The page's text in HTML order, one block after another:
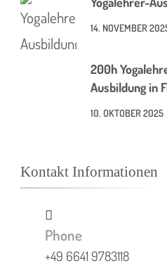
14. NOVEMBER
200h
Ausbildung in
10. OKTOBER 2025
Kontakt Informationen
Phone
+49 6641 9783118